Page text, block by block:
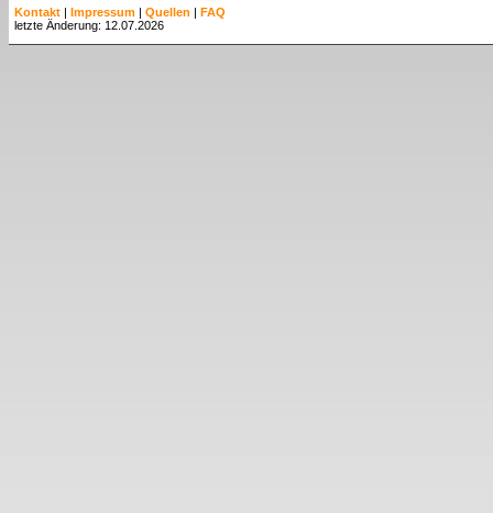
Kontakt | Impressum | Quellen | FAQ
letzte Änderung: 12.07.2026